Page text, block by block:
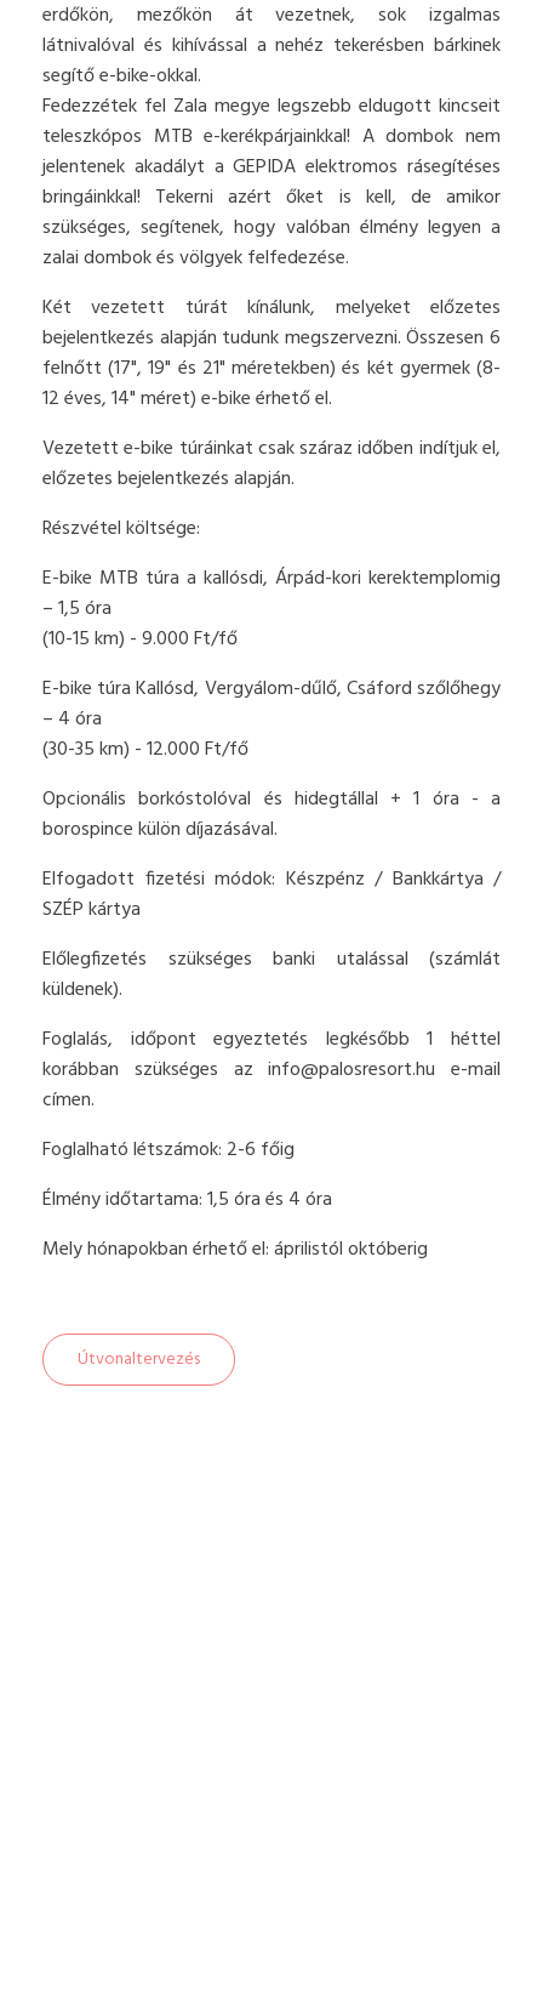
erdőkön, mezőkön át vezetnek, sok izgalmas
látnivalóval és kihívással a nehéz tekerésben bárkinek
segítő e-bike-okkal.
Fedezzétek fel Zala megye legszebb eldugott kincseit
teleszkópos MTB e-kerékpárjainkkal! A dombok nem
jelentenek akadályt a GEPIDA elektromos rásegítéses
bringáinkkal! Tekerni azért őket is kell, de amikor
szükséges, segítenek, hogy valóban élmény legyen a
zalai dombok és völgyek felfedezése.
Két vezetett túrát kínálunk, melyeket előzetes
bejelentkezés alapján tudunk megszervezni. Összesen 6
felnőtt (17", 19" és 21" méretekben) és két gyermek (8-
12 éves, 14" méret) e-bike érhető el.
Vezetett e-bike túráinkat csak száraz időben indítjuk el,
előzetes bejelentkezés alapján.
Részvétel költsége:
E-bike MTB túra a kallósdi, Árpád-kori kerektemplomig
– 1,5 óra
(10-15 km) - 9.000 Ft/fő
E-bike túra Kallósd, Vergyálom-dűlő, Csáford szőlőhegy
– 4 óra
(30-35 km) - 12.000 Ft/fő
Opcionális borkóstolóval és hidegtállal + 1 óra - a
borospince külön díjazásával.
Elfogadott fizetési módok: Készpénz / Bankkártya /
SZÉP kártya
Előlegfizetés szükséges banki utalással (számlát
küldenek).
Foglalás, időpont egyeztetés legkésőbb 1 héttel
korábban szükséges azinfo@palosresort.hu e-mail
címen.
Foglalható létszámok: 2-6 főig
Élmény időtartama: 1,5 óra és 4 óra
Mely hónapokban érhető el: áprilistól októberig
Útvonaltervezés